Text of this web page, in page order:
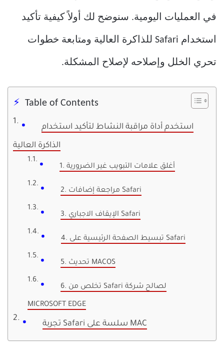
في العمليات اليومية. سنوضح لك أولاً كيفية تأكيد
استخدام Safari للذاكرة العالية ومتابعة خطوات
تحري الخلل وإصلاحه لإصلاح المشكلة.
Table of Contents
استخدم أداة مراقبة النشاط لتأكيد استخدام
الذاكرة العالية
1. أغلق علامات التبويب غير الضرورية
2. مراجعة إضافات Safari
3. الإيقاف الاجباري Safari
4. تبسيط الصفحة الرئيسية على Safari
5. تحديث MACOS
6. تخلص من Safari لصالح شركة
MICROSOFT EDGE
تجربة Safari سلسة على MAC